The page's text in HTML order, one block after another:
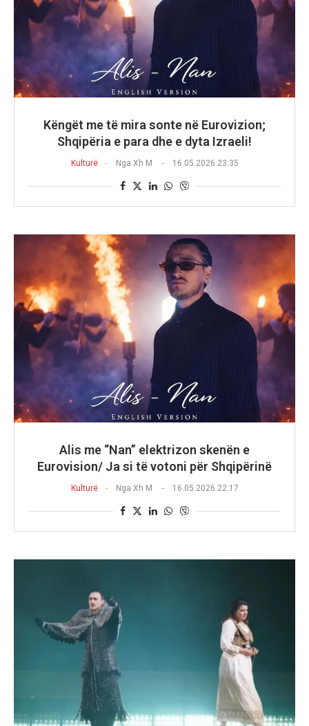
Këngët me të mira sonte në Eurovizion;
Shqipëria e para dhe e dyta Izraeli!
Kulturë Nga Xh M 16.05.2026 23:35
Alis me “Nan” elektrizon skenën e
Eurovision/ Ja si të votoni për Shqipërinë
Kulturë Nga Xh M 16.05.2026 22:17